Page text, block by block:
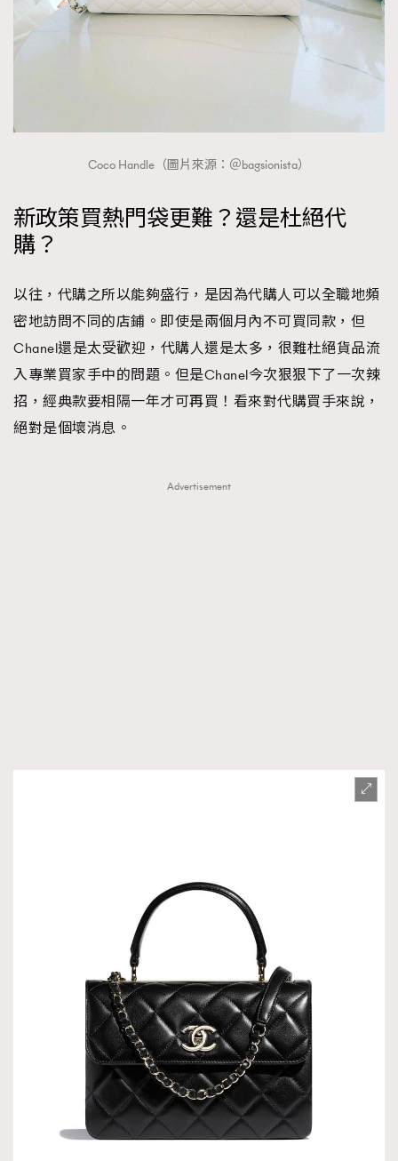
Coco Handle（圖片來源：＠bagsionista）
新政策買熱門袋更難？還是杜絕代
購？
以往，代購之所以能夠盛行，是因為代購人可以全職地頻
密地訪問不同的店鋪。即使是兩個月內不可買同款，但
Chanel還是太受歡迎，代購人還是太多，很難杜絕貨品流
入專業買家手中的問題。但是Chanel今次狠狠下了一次辣
招，經典款要相隔一年才可再買！看來對代購買手來說，
絕對是個壞消息。
Advertisement